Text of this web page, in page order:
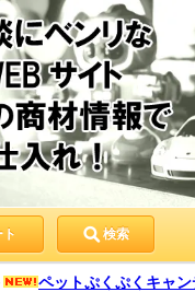
検索
ペットぷくぷくキャ